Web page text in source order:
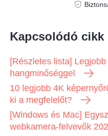
Kapcsolódó cikk
[Részletes lista]
hangminőséggel
10 legjobb 4K
ki a megfelelőt?
[Windows és Mac]
webkamera-felvevők